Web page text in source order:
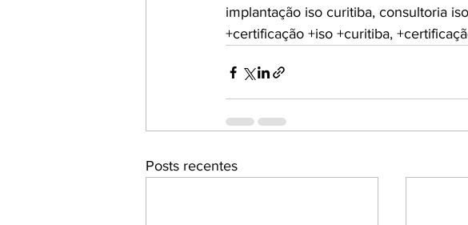
implantação iso curitiba, consultoria
+certificação +iso +curitiba,
Posts recentes